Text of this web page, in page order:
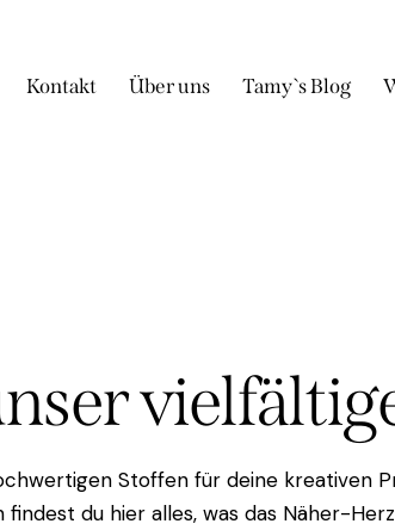
Kontakt Über uns Tamy`s Blog
Stoffen für deine kreativen
du hier alles, was das Näher-